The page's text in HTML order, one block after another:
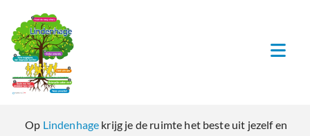
Navigatie overslaan
Op Lindenhage krijg je de ruimte het beste uit jezelf en